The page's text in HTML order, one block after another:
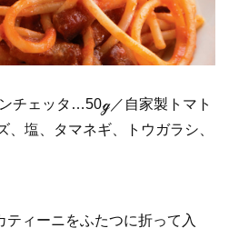
チェッタ…50ℊ／自家製トマト
、塩、タマネギ、トウガラシ、
ティーニをふたつに折って入